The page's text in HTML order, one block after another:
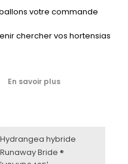
votre commande
chercher vos hortensias
En savoir plus
Hydrangea hybride
Runaway Bride ®